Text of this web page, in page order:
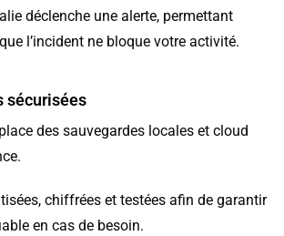
déclenche une alerte, permettant
l’incident ne bloque votre activité.
sécurisées
des sauvegardes locales et cloud
chiffrées et testées afin de garantir
en cas de besoin.